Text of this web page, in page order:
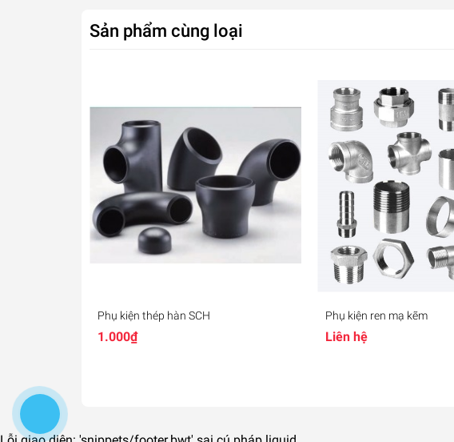
Sản phẩm cùng loại
Phụ kiện thép hàn SCH
1.000₫
Phụ kiện ren mạ kẽm
Liên hệ